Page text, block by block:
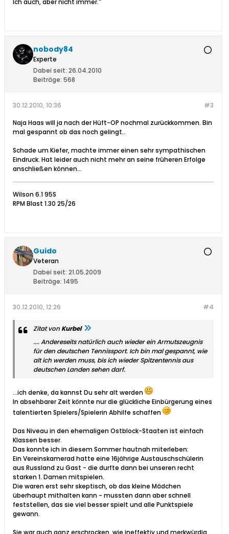
Ich auch, aber nicht immer."
nobody84
Experte
Dabei seit: 26.04.2010
Beiträge: 568
#3
30.12.2010, 10:36
Naja Haas will ja nach der Hüft-OP nochmal zurückkommen. Bin
mal gespannt ob das noch gelingt..
Schade um Kiefer, machte immer einen sehr sympathischen
Eindruck. Hat leider auch nicht mehr an seine früheren Erfolge
anschließen können...
Wilson 6.1 95S
RPM Blast 1.30 25/26
Guido
Veteran
Dabei seit: 21.05.2009
Beiträge: 1495
#4
30.12.2010, 12:26
Zitat vonKurbel
.... Andereseits natürlich auch wieder ein Armutszeugnis
für den deutschen Tennissport. Ich bin mal gespannt, wie
alt ich werden muss, bis ich wieder Spitzentennis aus
deutschen Landen sehen darf.
...ich denke, da kannst Du sehr alt werden
In absehbarer Zeit könnte nur die glückliche Einbürgerung eines
talentierten Spielers/Spielerin Abhilfe schaffen
Das Niveau in den ehemaligen Ostblock-Staaten ist einfach
Klassen besser.
Das konnte ich in diesem Sommer hautnah miterleben:
Ein Vereinskamerad hatte eine 16jährige Austauschschülerin
aus Russland zu Gast - die durfte dann bei unseren recht
starken 1. Damen mitspielen.
Die waren erst sehr skeptisch, ob das kleine Mädchen
überhaupt mithalten kann - mussten dann aber schnell
feststellen, das sie viel besser spielt und alle Punktspiele
gewann.